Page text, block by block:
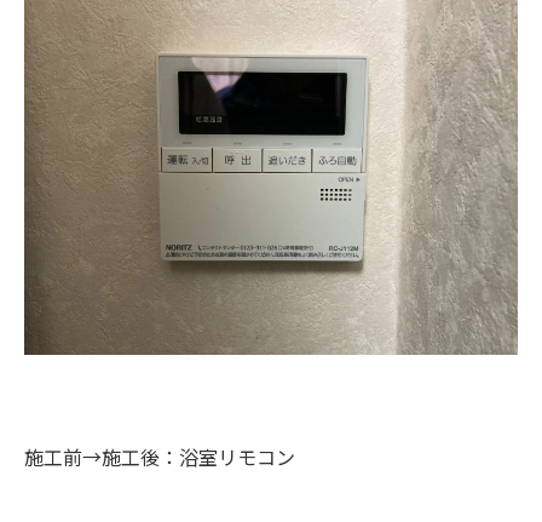
施工前→施工後：浴室リモコン